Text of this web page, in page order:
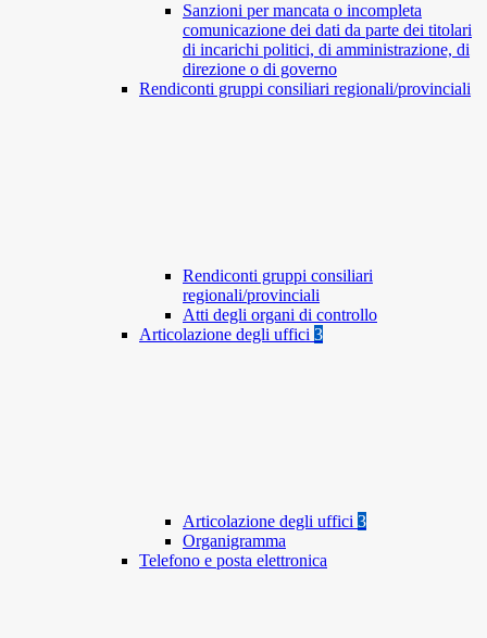
Sanzioni per mancata o incompleta
comunicazione dei dati da parte dei titolari
di incarichi politici, di amministrazione, di
direzione o di governo
Rendiconti gruppi consiliari regionali/provinciali
Rendiconti gruppi consiliari
regionali/provinciali
Atti degli organi di controllo
Articolazione degli uffici 3
Articolazione degli uffici 3
Organigramma
Telefono e posta elettronica